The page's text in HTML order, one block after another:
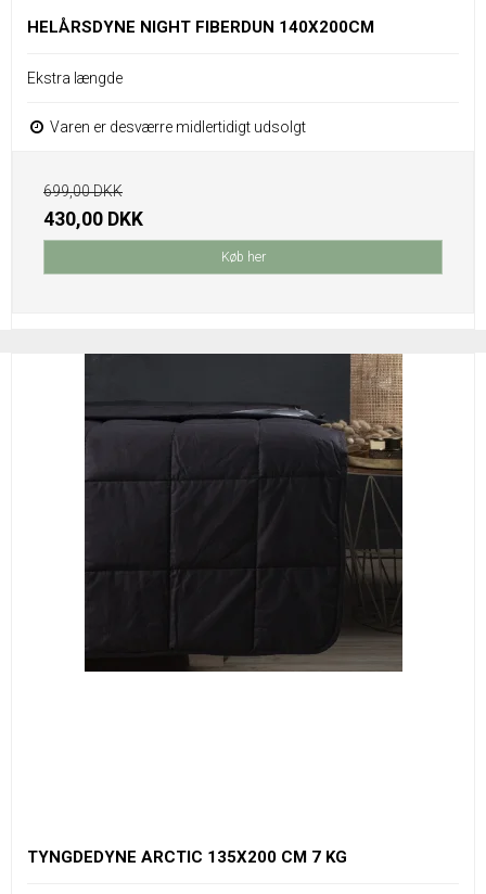
HELÅRSDYNE NIGHT FIBERDUN 140X200CM
Ekstra længde
Varen er desværre midlertidigt udsolgt
699,00 DKK
430,00 DKK
Køb her
TYNGDEDYNE ARCTIC 135X200 CM 7 KG